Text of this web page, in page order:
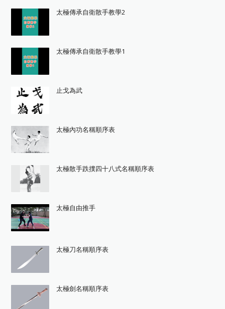
太極傳承自衛散手教學2
太極傳承自衛散手教學1
止戈為武
太極內功名稱順序表
太極散手跌撲四十八式名稱順序表
太極自由推手
太極刀名稱順序表
太極劍名稱順序表